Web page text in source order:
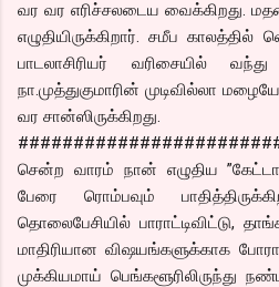
வர வர எரிச்சலடைய வைக்கிறது.
எழுதியிருக்கிறார். சமீப காலத்தில்
பாடலாசிரியர் வரிசையில்
நா.முத்துகுமாரின் முடிவில்லா
வர சான்ஸிருக்கிறது.
சென்ற வாரம் நான் எழுதிய
பேரை ரொம்பவும்
தொலைபேசியில் பாராட்டிவிட்டு,
மாதிரியான விஷயங்களுக்காக
முக்கியமாய் பெங்களூரிலிருந்து